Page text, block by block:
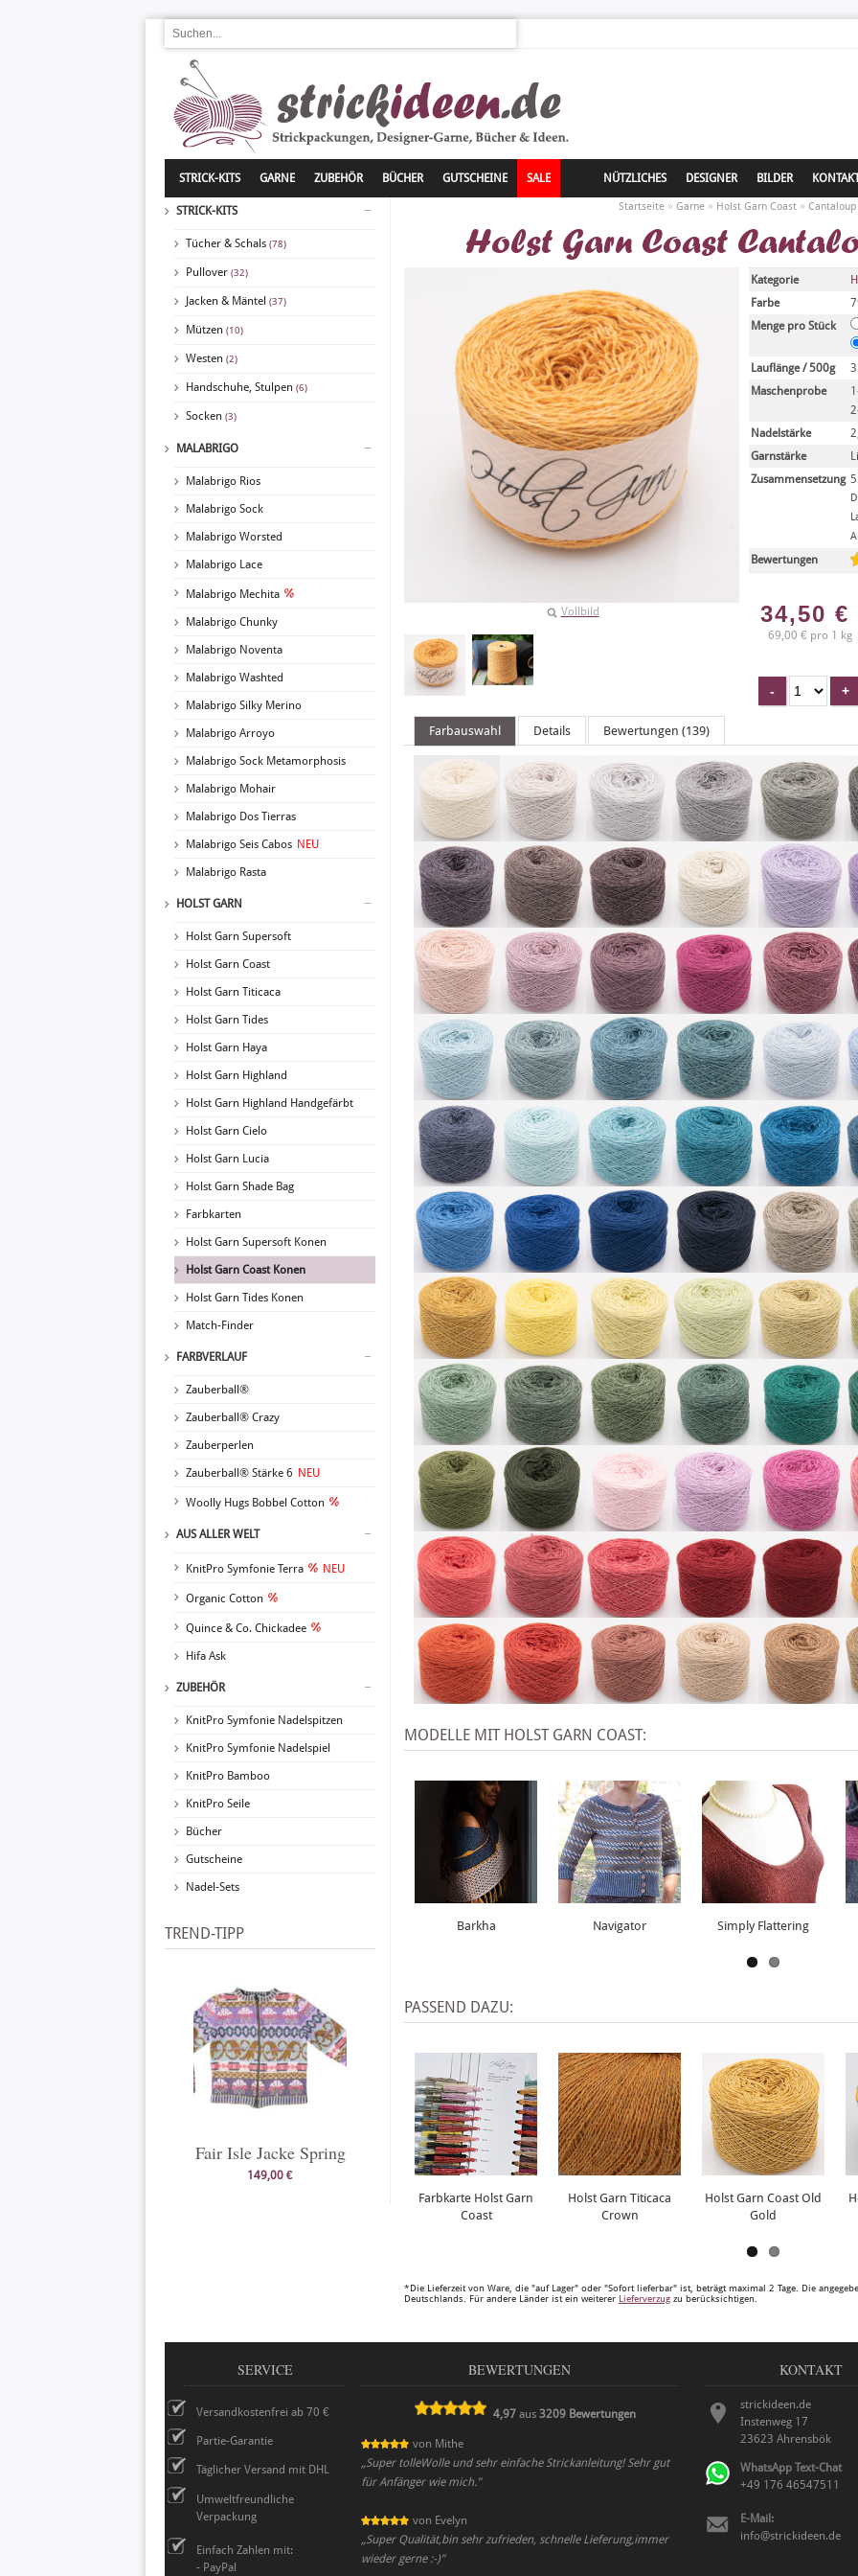
STRICK-KITS GARNE ZUBEHÖR BÜCHER GUTSCHEINE SALE NÜTZLICHES DESIGNER BILDER
STRICK-KITS
Tücher & Schals (78)
Pullover (32)
Jacken & Mäntel (37)
Mützen (10)
Westen (2)
Handschuhe, Stulpen (6)
Socken (3)
MALABRIGO
Malabrigo Rios
Malabrigo Sock
Malabrigo Worsted
Malabrigo Lace
Malabrigo Mechita
Malabrigo Chunky
Malabrigo Noventa
Malabrigo Washted
Malabrigo Silky Merino
Malabrigo Arroyo
Malabrigo Sock Metamorphosis
Malabrigo Mohair
Malabrigo Dos Tierras
Malabrigo Seis Cabos NEU
Malabrigo Rasta
HOLST GARN
Holst Garn Supersoft
Holst Garn Coast
Holst Garn Titicaca
Holst Garn Tides
Holst Garn Haya
Holst Garn Highland
Holst Garn Highland Handgefärbt
Holst Garn Cielo
Holst Garn Lucia
Holst Garn Shade Bag
Farbkarten
Holst Garn Supersoft Konen
Holst Garn Coast Konen
Holst Garn Tides Konen
Match-Finder
FARBVERLAUF
Zauberball®
Zauberball® Crazy
Zauberperlen
Zauberball® Stärke 6 NEU
Woolly Hugs Bobbel Cotton
AUS ALLER WELT
KnitPro Symfonie Terra NEU
Organic Cotton
Quince & Co. Chickadee
Hifa Ask
ZUBEHÖR
KnitPro Symfonie Nadelspitzen
KnitPro Symfonie Nadelspiel
KnitPro Bamboo
KnitPro Seile
Bücher
Gutscheine
Nadel-Sets
TREND-TIPP
Fair Isle Jacke Spring
149,00 €
Startseite » Garne » Holst Garn Coast » Cantaloup
Holst Garn Coast
Vollbild
Kategorie
Farbe
Menge pro Stück
Lauflänge / 500g
Maschenprobe
Nadelstärke
Garnstärke
Zusammensetzung
Bewertungen
34,50 €
69,00 € pro 1 kg
Farbauswahl Details Bewertungen (139)
MODELLE MIT HOLST GARN COAST:
Barkha Navigator Simply Flattering
PASSEND DAZU:
Farbkarte Holst Garn
Coast
Holst Garn Titicaca
Crown
Holst Garn Coast Old
Gold
*Die Lieferzeit von Ware, die "auf Lager" oder "Sofort lieferbar" ist, beträgt maximal 2 Tage. Die
Deutschlands. Für andere Länder ist ein weiterer Lieferverzug zu berücksichtigen.
SERVICE
Versandkostenfrei ab 70 €
Partie-Garantie
Täglicher Versand mit DHL
Umweltfreundliche
Verpackung
Einfach Zahlen mit:
- PayPal
BEWERTUNGEN
4,97 aus3209 Bewertungen
von Mithe
„Super tolleWolle und sehr einfache Strickanleitung! Sehr gut
für Anfänger wie mich.”
von Evelyn
„Super Qualität,bin sehr zufrieden, schnelle Lieferung,immer
wieder gerne :-)”
KONTAKT
strickideen.de
Instenweg 17
23623 Ahrensbök
WhatsApp Text-Chat
+49 176 46547511
E-Mail:
info@strickideen.de